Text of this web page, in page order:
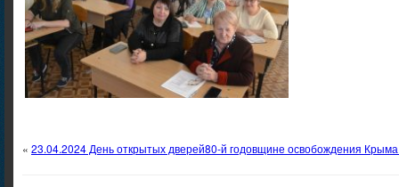
« 23.04.2024 День открытых дверей80-й годовщине освобождения